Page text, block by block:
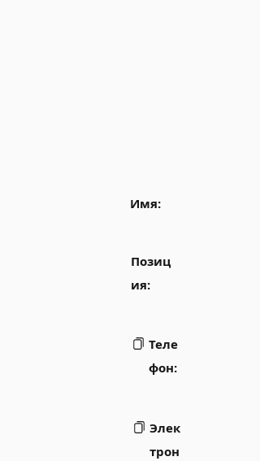
Имя:
Позиц
ия:
Теле
фон:
Элек
трон